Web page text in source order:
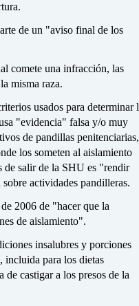
de un "aviso final de los
comete una infracción, las
misma raza.
usados para determinar
"evidencia" falsa y/o muy
de pandillas
los someten al aislamiento
de salir de la SHU es "rendir
actividades pandilleras.
2006 de "hacer que la
de aislamiento".
insalubres y porciones
incluida para los dietas
castigar a los presos de la